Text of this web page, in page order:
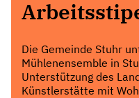
Die Gemeinde Stuhr
Mühlenensemble in
Unterstützung des
Künstlerstätte mit